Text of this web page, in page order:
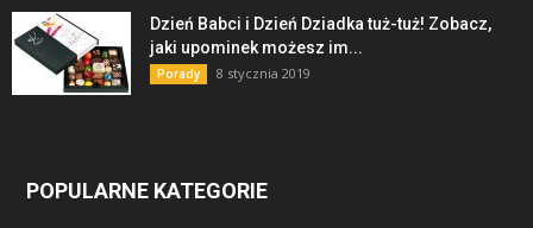
Dzień Babci i Dzień Dziadka tuż-tuż! Zobacz,
jaki upominek możesz im...
Porady 8 stycznia 2019
POPULARNE KATEGORIE